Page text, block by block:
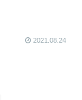
2021.08.24